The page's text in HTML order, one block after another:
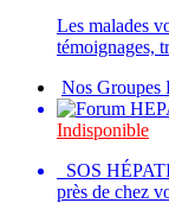
Les malades
témoignages,
Nos Groupes
Indisponible
SOS
près de chez